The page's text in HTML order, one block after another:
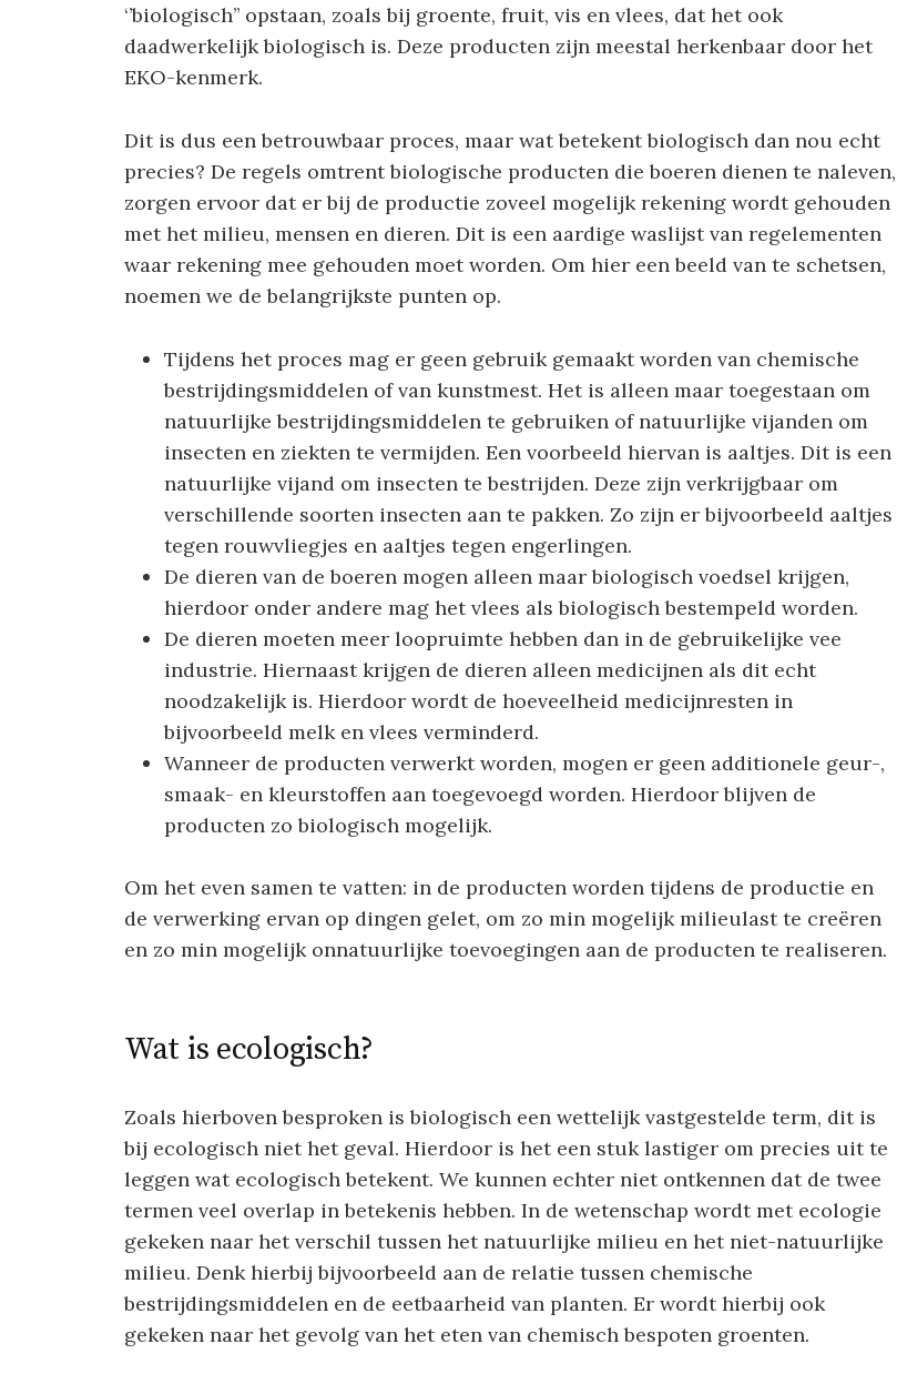
‘’biologisch’’ opstaan, zoals bij groente, fruit, vis en vlees, dat het ook
daadwerkelijk biologisch is. Deze producten zijn meestal herkenbaar door het
EKO-kenmerk.
Dit is dus een betrouwbaar proces, maar wat betekent biologisch dan nou echt
precies? De regels omtrent biologische producten die boeren dienen te naleven,
zorgen ervoor dat er bij de productie zoveel mogelijk rekening wordt gehouden
met het milieu, mensen en dieren. Dit is een aardige waslijst van regelementen
waar rekening mee gehouden moet worden. Om hier een beeld van te schetsen,
noemen we de belangrijkste punten op.
Tijdens het proces mag er geen gebruik gemaakt worden van chemische
bestrijdingsmiddelen of van kunstmest. Het is alleen maar toegestaan om
natuurlijke bestrijdingsmiddelen te gebruiken of natuurlijke vijanden om
insecten en ziekten te vermijden. Een voorbeeld hiervan is aaltjes. Dit is een
natuurlijke vijand om insecten te bestrijden. Deze zijn verkrijgbaar om
verschillende soorten insecten aan te pakken. Zo zijn er bijvoorbeeld aaltjes
tegen rouwvliegjes en aaltjes tegen engerlingen.
De dieren van de boeren mogen alleen maar biologisch voedsel krijgen,
hierdoor onder andere mag het vlees als biologisch bestempeld worden.
De dieren moeten meer loopruimte hebben dan in de gebruikelijke vee
industrie. Hiernaast krijgen de dieren alleen medicijnen als dit echt
noodzakelijk is. Hierdoor wordt de hoeveelheid medicijnresten in
bijvoorbeeld melk en vlees verminderd.
Wanneer de producten verwerkt worden, mogen er geen additionele geur-,
smaak- en kleurstoffen aan toegevoegd worden. Hierdoor blijven de
producten zo biologisch mogelijk.
Om het even samen te vatten: in de producten worden tijdens de productie en
de verwerking ervan op dingen gelet, om zo min mogelijk milieulast te creëren
en zo min mogelijk onnatuurlijke toevoegingen aan de producten te realiseren.
Wat is ecologisch?
Zoals hierboven besproken is biologisch een wettelijk vastgestelde term, dit is
bij ecologisch niet het geval. Hierdoor is het een stuk lastiger om precies uit te
leggen wat ecologisch betekent. We kunnen echter niet ontkennen dat de twee
termen veel overlap in betekenis hebben. In de wetenschap wordt met ecologie
gekeken naar het verschil tussen het natuurlijke milieu en het niet-natuurlijke
milieu. Denk hierbij bijvoorbeeld aan de relatie tussen chemische
bestrijdingsmiddelen en de eetbaarheid van planten. Er wordt hierbij ook
gekeken naar het gevolg van het eten van chemisch bespoten groenten.